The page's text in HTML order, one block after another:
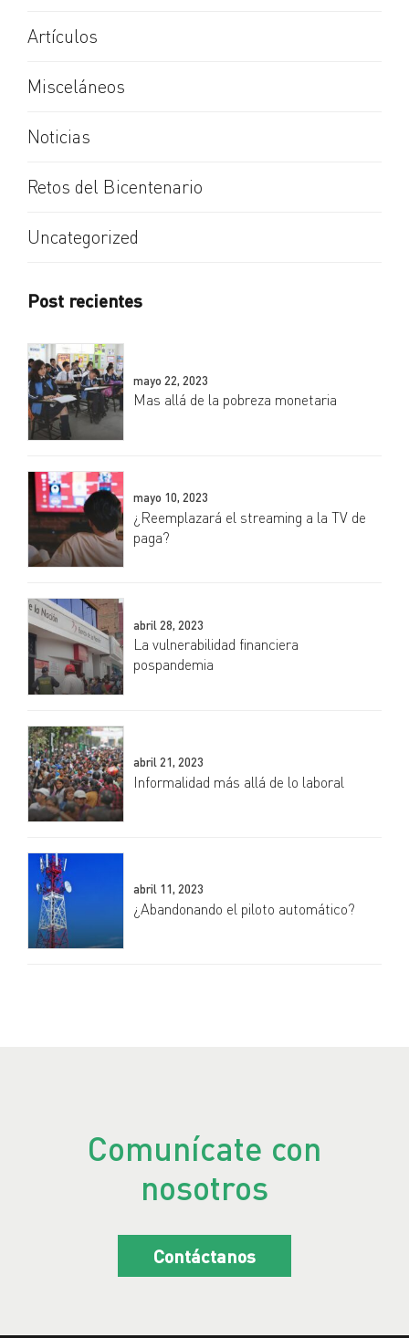
Artículos
Misceláneos
Noticias
Retos del Bicentenario
Uncategorized
Post recientes
mayo 22, 2023
Mas allá de la pobreza monetaria
mayo 10, 2023
¿Reemplazará el streaming a la TV de
paga?
abril 28, 2023
La vulnerabilidad financiera
pospandemia
abril 21, 2023
Informalidad más allá de lo laboral
abril 11, 2023
¿Abandonando el piloto automático?
Comunícate con
nosotros
Contáctanos